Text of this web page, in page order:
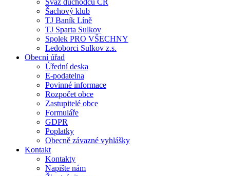
Svaz důchodců ČR
Šachový klub
TJ Baník Líně
TJ Sparta Sulkov
Spolek PRO VŠECHNY
Ledoborci Sulkov z.s.
Obecní úřad
Úřední deska
E-podatelna
Povinné informace
Rozpočet obce
Zastupitelé obce
Formuláře
GDPR
Poplatky
Obecně závazné vyhlášky
Kontakt
Kontakty
Napište nám